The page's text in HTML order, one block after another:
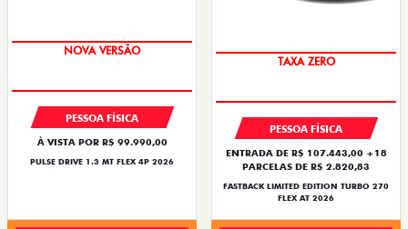
PREÇO IMPERDÍVEL
PESSOA FÍSICA
À VISTA POR R$ 99.990,00
PULSE DRIVE 1.3 MT FLEX 4P 2026
PREÇO IMPERDÍVEL
PESSOA FÍSICA
ENTRADA DE R$ 107.443,00 +18
PARCELAS DE R$ 2.820,83
FASTBACK LIMITED EDITION TURBO 270
FLEX AT 2026